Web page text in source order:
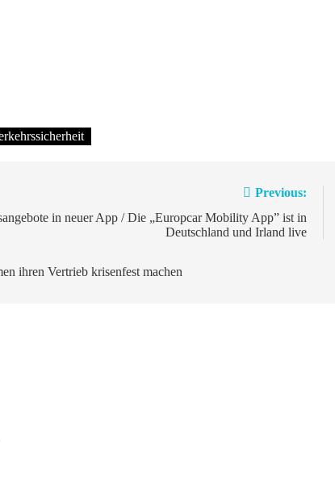
Previous:
in neuer App / Die „Europcar Mobility App” ist in
Deutschland und Irland live
ihren Vertrieb krisenfest machen